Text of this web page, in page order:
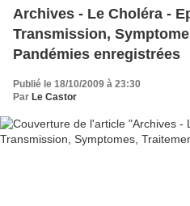
Archives - Le Choléra -
Transmission,
Pandémies enregistrées
Publié le 18/10/2009 à 23:30
Par Le Castor